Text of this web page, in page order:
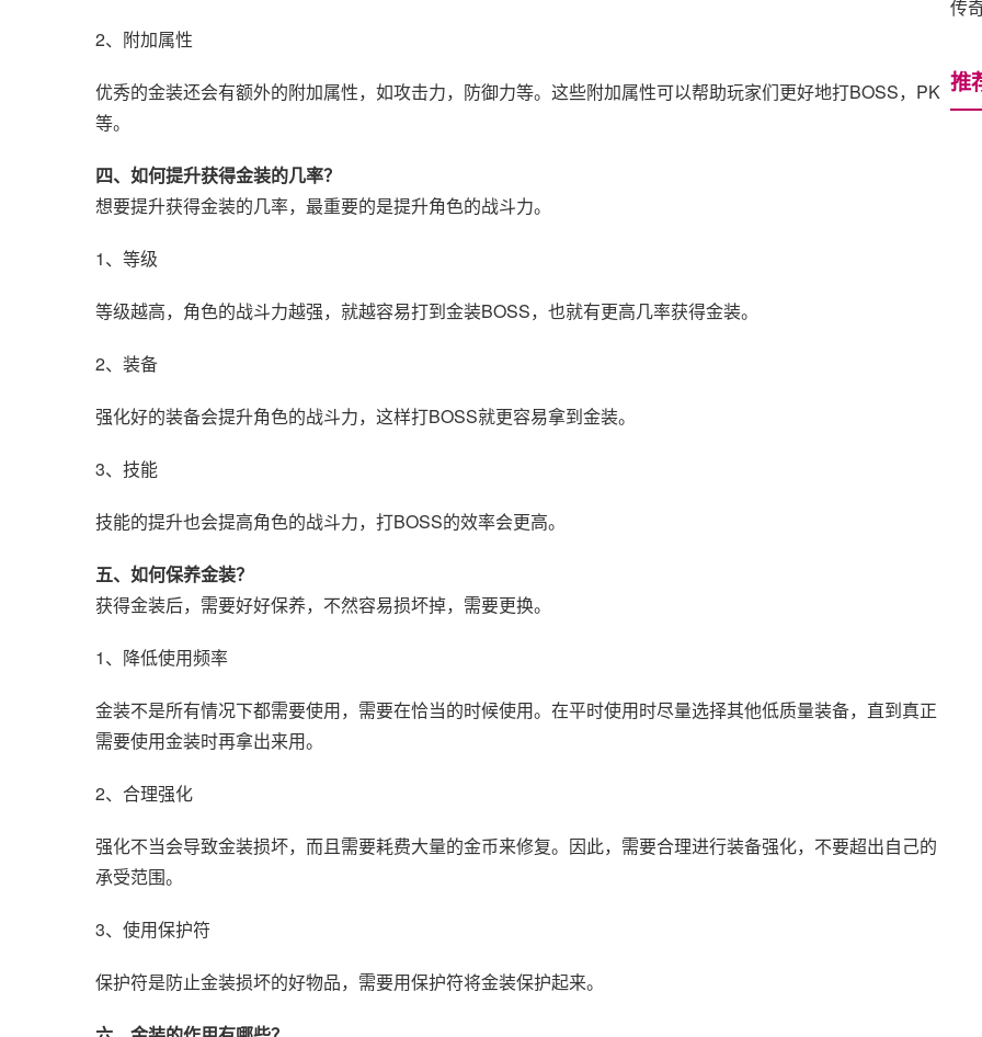
2、附加属性
优秀的金装还会有额外的附加属性，如攻击力，防御力等。这些附加属性可以帮助玩家们更好地打BOSS，PK
等。
四、如何提升获得金装的几率？
想要提升获得金装的几率，最重要的是提升角色的战斗力。
1、等级
等级越高，角色的战斗力越强，就越容易打到金装BOSS，也就有更高几率获得金装。
2、装备
强化好的装备会提升角色的战斗力，这样打BOSS就更容易拿到金装。
3、技能
技能的提升也会提高角色的战斗力，打BOSS的效率会更高。
五、如何保养金装？
获得金装后，需要好好保养，不然容易损坏掉，需要更换。
1、降低使用频率
金装不是所有情况下都需要使用，需要在恰当的时候使用。在平时使用时尽量选择其他低质量装备，直到真正
需要使用金装时再拿出来用。
2、合理强化
强化不当会导致金装损坏，而且需要耗费大量的金币来修复。因此，需要合理进行装备强化，不要超出自己的
承受范围。
3、使用保护符
保护符是防止金装损坏的好物品，需要用保护符将金装保护起来。
传
推